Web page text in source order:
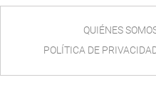
QUIÉNES
POLÍTICA DE